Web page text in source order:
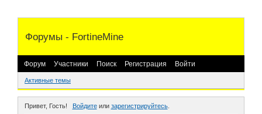
Форумы - FortineMine
Форум Участники Поиск Регистрация Войти
Активные темы
Привет, Гость! Войдитеили зарегистрируйтесь.